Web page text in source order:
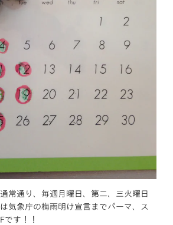
常通り、毎週月曜日、第二、三火曜日
気象庁の梅雨明け宣言までパーマ、ス
です！！